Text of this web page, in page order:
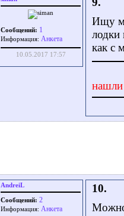
Сообщений: 1
Информация: Aнкета
10.05.2017 17:57
Ищу
лодки
как с
нашли
AndreiL
Сообщений: 2
Информация: Aнкета
10.